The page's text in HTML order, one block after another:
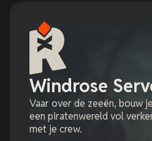
Windrose
Vaar over de zeeën, bouw
een piratenwereld vol
met je crew.